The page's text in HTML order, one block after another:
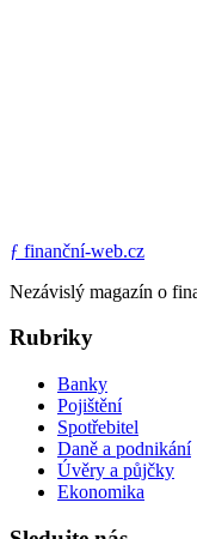
ƒ finanční-web.cz
Nezávislý magazín o
Rubriky
Banky
Pojištění
Spotřebitel
Daně a podnikání
Úvěry a půjčky
Ekonomika